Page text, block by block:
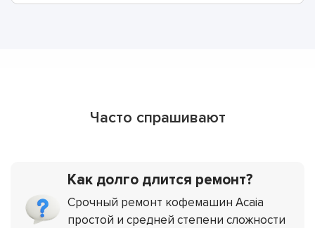
Часто спрашивают
Как долго длится ремонт?
Срочный ремонт кофемашин Acaia
простой и средней степени сложности